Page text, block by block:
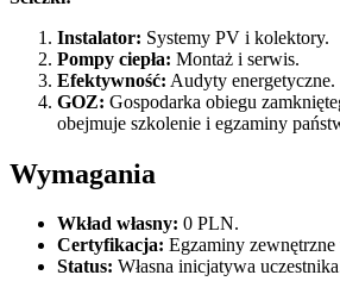
Instalator: Systemy PV i kolektory.
Pompy ciepła: Montaż i serwis.
Efektywność: Audyty energetyczne.
GOZ: Gospodarka obiegu
obejmuje szkolenie i egzaminy
Wymagania
Wkład własny: 0 PLN.
Certyfikacja: Egzaminy zewnętrzne
Status: Własna inicjatywa